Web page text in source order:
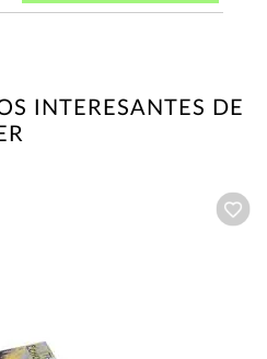
INTERESANTES DE